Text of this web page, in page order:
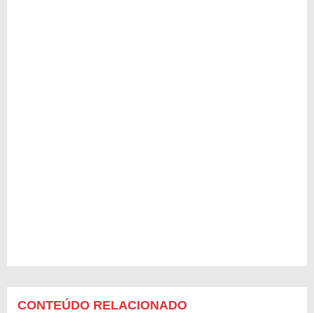
CONTEÚDO RELACIONADO